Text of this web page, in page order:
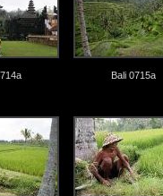
Bali 0715a